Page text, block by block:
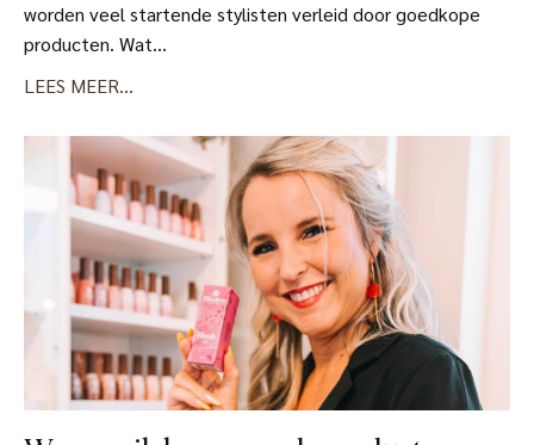
worden veel startende stylisten verleid door goedkope
producten. Wat...
LEES MEER...